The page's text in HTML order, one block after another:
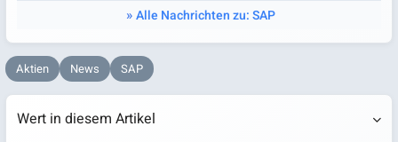
Alle Nachrichten zu: SAP
Aktien News SAP
Wert in diesem Artikel